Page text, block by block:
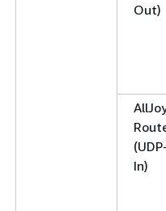
Out)
In)